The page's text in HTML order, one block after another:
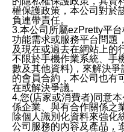
權保護政策，本公司對於
負連帶責任。
3.本公司所屬ezPretty平
功能需求或服務平台問題
及現在或過去在網站上的
不限於手機作業系統、手
數及其他資料)，來解決
的會員合約，本公司也有
在或解決爭議。
4.您(店家或消費者)同意
係企業、與有合作關係之
除個人識別化資料來強化
公司服務的內容及產品，